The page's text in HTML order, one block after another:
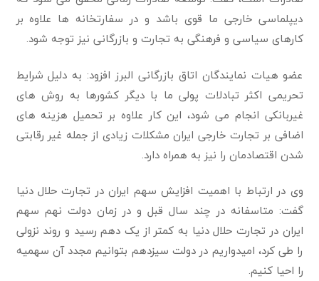
دیپلماسی خارجی ما قوی باشد و در سفارتخانه ها علاوه بر
کارهای سیاسی و فرهنگی به تجارت و بازرگانی نیز توجه شود‌.
عضو هیات نمایندگان اتاق بازرگانی البرز افزود: به دلیل شرایط
تحریمی اکثر تبادلات پولی ما با دیگر کشورها به روش های
غیربانکی انجام می شود، این کار علاوه بر تحمیل هزینه های
اضافی بر تجارت خارجی ایران مشکلات زیادی از جمله غیر رقابتی
شدن اقتصادمان را نیز به همراه دارد‌.
وی در ارتباط با اهمیت افزایش سهم ایران در تجارت حلال دنیا
گفت: متاسفانه در چند سال قبل و در زمان دولت نهم سهم
ایران در تجارت حلال دنیا به کمتر از یک دهم رسید و روند نزولی
را طی کرد، امیدواریم در دولت سیزدهم بتوانیم مجدد آن سهمیه
را احیا کنیم.